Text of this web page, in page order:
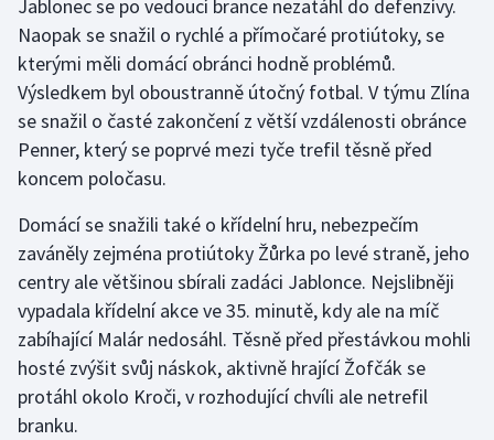
Lezení
Lyže a snowboard
Moderní pětiboj
Motorsport
Olympijské hry
Parasport
Plavání
Plážový volejbal
Jablonec se po vedoucí brance nezatáhl do defenzívy.
Naopak se snažil o rychlé a přímočaré protiútoky, se
kterými měli domácí obránci hodně problémů.
Výsledkem byl oboustranně útočný fotbal. V týmu Zlína
se snažil o časté zakončení z větší vzdálenosti obránce
Penner, který se poprvé mezi tyče trefil těsně před
koncem poločasu.
Domácí se snažili také o křídelní hru, nebezpečím
zaváněly zejména protiútoky Žůrka po levé straně, jeho
centry ale většinou sbírali zadáci Jablonce. Nejslibněji
vypadala křídelní akce ve 35. minutě, kdy ale na míč
zabíhající Malár nedosáhl. Těsně před přestávkou mohli
hosté zvýšit svůj náskok, aktivně hrající Žofčák se
protáhl okolo Kroči, v rozhodující chvíli ale netrefil
branku.